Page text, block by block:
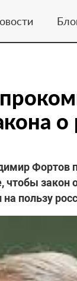
Фортов
чтобы
пользу